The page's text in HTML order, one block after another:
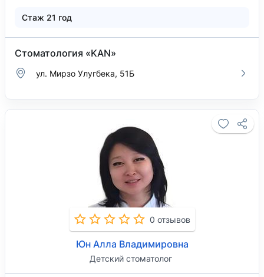
Стаж 21 год
Стоматология «KAN»
ул. Мирзо Улугбека, 51Б
0 отзывов
Юн Алла Владимировна
Детский стоматолог